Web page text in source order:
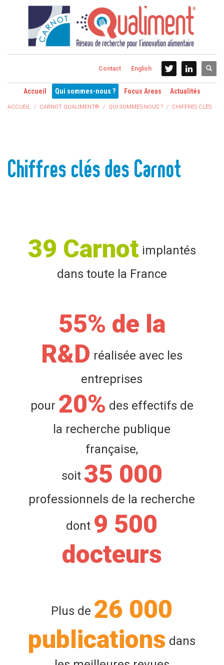
Contact English
Accueil Qui sommes-nous ? Focus Areas Actualités
ACCUEIL CARNOT QUALIMENT® QUI SOMMES-NOUS ? CHIFFRES CLÉS
Chiffres clés des Carnot
39 Carnot implantés
dans toute la France
55% de la
R&D réalisée avec les
entreprises
pour 20% des effectifs de
la recherche publique
française,
soit 35 000
professionnels de la recherche
dont 9 500
docteurs
Plus de 26 000
publications dans